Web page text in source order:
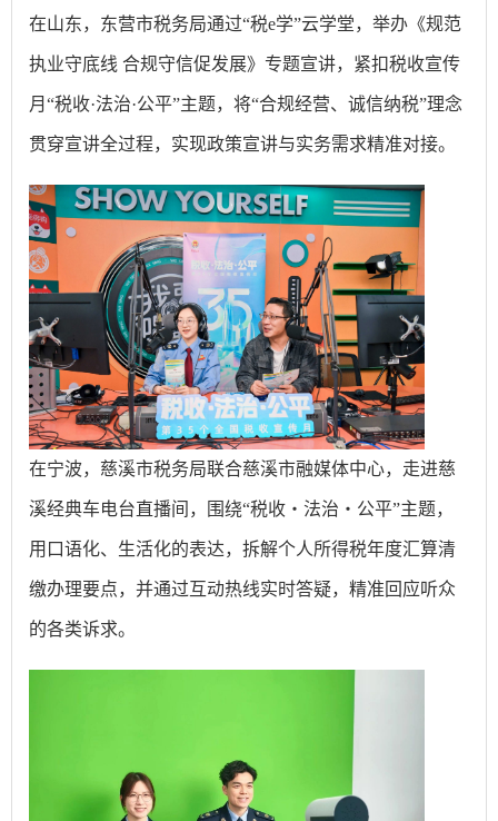
在山东，东营市税务局通过“税e学”云学堂，举办《规范
执业守底线 合规守信促发展》专题宣讲，紧扣税收宣传
月“税收·法治·公平”主题，将“合规经营、诚信纳税”理念
贯穿宣讲全过程，实现政策宣讲与实务需求精准对接。
在宁波，慈溪市税务局联合慈溪市融媒体中心，走进慈
溪经典车电台直播间，围绕“税收・法治・公平”主题，
用口语化、生活化的表达，拆解个人所得税年度汇算清
缴办理要点，并通过互动热线实时答疑，精准回应听众
的各类诉求。